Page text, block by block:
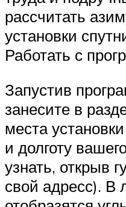
рассчитать
установки
Работать с
Запустив
занесите в
места
и долготу
узнать, открыв
свой адресс). В